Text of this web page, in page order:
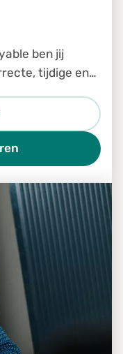
ben jij
tijdige en
Je bent een